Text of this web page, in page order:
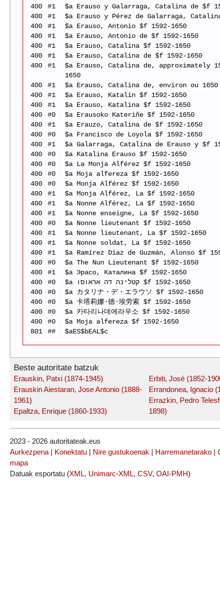
400
#1
$a Erauso y Galarraga, Catalina de $f
400
#1
$a Erauso y Pérez de Galarraga,
400
#1
$a Erauso, Antonio $f 1592-1650
400
#1
$a Erauso, Antonio de $f 1592-1650
400
#1
$a Erauso, Catalina $f 1592-1650
400
#1
$a Erauso, Catalina de $f 1592-1650
400
#1
$a Erauso, Catalina de, approximately
1650
400
#1
$a Erauso, Catalina de, environ ou 1650
400
#1
$a Erauso, Katalin $f 1592-1650
400
#1
$a Erauso, Katalina $f 1592-1650
400
#0
$a Erausoko Kateriñe $f 1592-1650
400
#1
$a Erauzo, Catalina de $f 1592-1650
400
#0
$a Francisco de Loyola $f 1592-1650
400
#1
$a Galarraga, Catalina de Erauso y $f
400
#0
$a Katalina Erauso $f 1592-1650
400
#0
$a La Monja Alférez $f 1592-1650
400
#0
$a Moja alfereza $f 1592-1650
400
#0
$a Monja Alférez $f 1592-1650
400
#1
$a Monja Alférez, La $f 1592-1650
400
#1
$a Nonne Alférez, La $f 1592-1650
400
#1
$a Nonne enseigne, La $f 1592-1650
400
#0
$a Nonne lieutenant $f 1592-1650
400
#1
$a Nonne lieutenant, La $f 1592-1650
400
#1
$a Nonne soldat, La $f 1592-1650
400
#1
$a Ramírez Díaz de Guzmán, Alonso $f
400
#0
$a The Nun Lieutenant $f 1592-1650
400
#1
$a Эрасо, Каталина $f 1592-1650
400
#0
$a קטלינה דה אראוסו $f 1592-1650
400
#0
$a カタリナ・デ・エラウソ $f 1592-1650
400
#0
$a 卡塔莉娜·德·埃劳索 $f 1592-1650
400
#0
$a 카타리나데에라우소 $f 1592-1650
400
#0
$a Moja alfereza $f 1592-1650
801
## $aES$bEAL$c
Beste autoritate batzuk
Erauskin, Patxi (1874-1945)
Erauskin Aiestaran, Jose Antonio (1888-
1961)
Epaltza, Enrique (1860-1933)
Erbiti, José (1852-
Errandonea, Ignacio
Errazkin, Pedro
1898)
2023 - 2026 autoritateak.eus
Aurkezpena | Konektatu | Nire gustukoenak | Harremanetarako |
mapa
Datuak esportatu (XML, Unimarc-XML, CSV, OAI-PMH)